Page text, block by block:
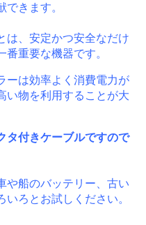
きます。
は、安定かつ安全なだけ
重要な機器です。
ーは効率よく消費電力が
い物を利用することが大
タ付きケーブルですので
や船のバッテリー、古い
ろとお試しください。